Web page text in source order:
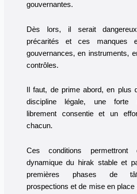
gouvernantes.
Dès lors, il serait
précarités et ces manques
gouvernances, en instruments,
contrôles.
Il faut, de prime abord, en plus
discipline légale, une forte
librement consentie et un
chacun.
Ces conditions
dynamique du hirak stable et
premières phases de
prospections et de mise en